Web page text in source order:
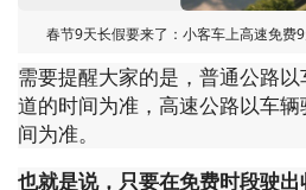
春节9天长假要来了：小客车上高速免费9
需要提醒大家的是，普通公路
道的时间为准，高速公路以车
间为准。
也就是说，只要在免费时段驶